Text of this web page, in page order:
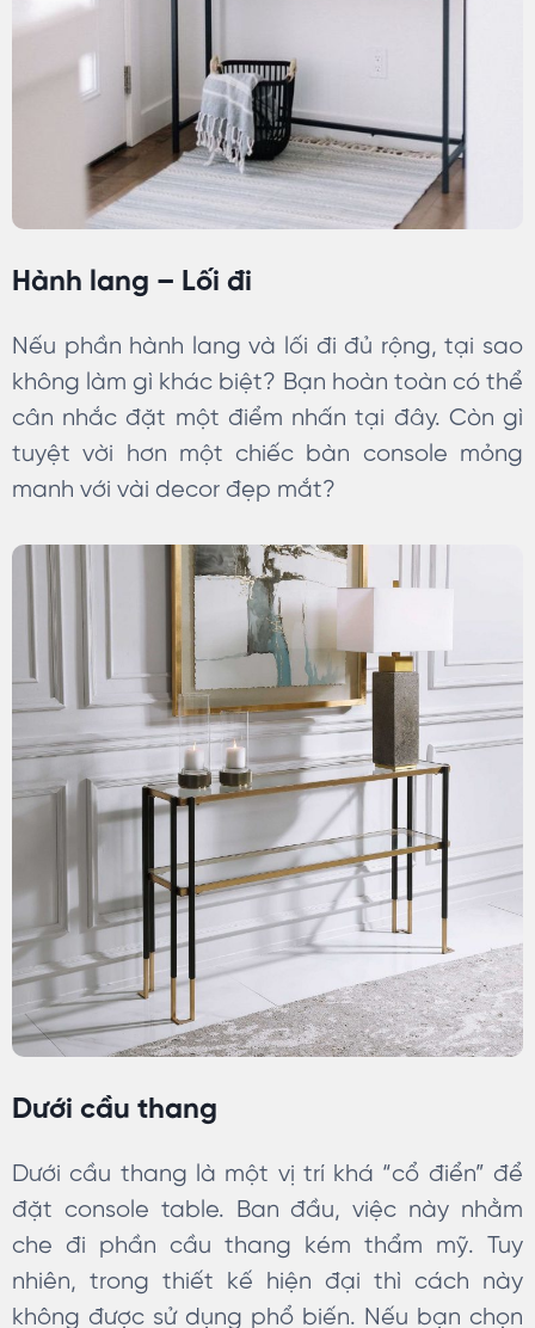
Hành lang – Lối đi
Nếu phần hành lang và lối đi đủ rộng, tại sao
không làm gì khác biệt? Bạn hoàn toàn có thể
cân nhắc đặt một điểm nhấn tại đây. Còn gì
tuyệt vời hơn một chiếc bàn console mỏng
manh với vài decor đẹp mắt?
Dưới cầu thang
Dưới cầu thang là một vị trí khá “cổ điển” để
đặt console table. Ban đầu, việc này nhằm
che đi phần cầu thang kém thẩm mỹ. Tuy
nhiên, trong thiết kế hiện đại thì cách này
không được sử dụng phổ biến. Nếu bạn chọn